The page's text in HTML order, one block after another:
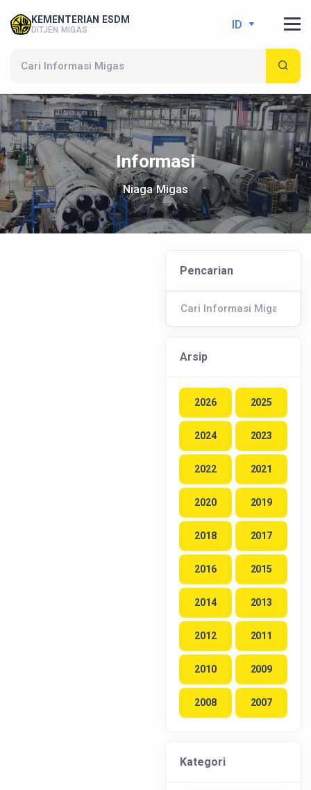
KEMENTERIAN ESDM
DITJEN MIGAS ID
Informasi
Niaga Migas
Pencarian
Arsip
2026 2025
2024 2023
2022 2021
2020 2019
2018 2017
2016 2015
2014 2013
2012 2011
2010 2009
2008 2007
Kategori